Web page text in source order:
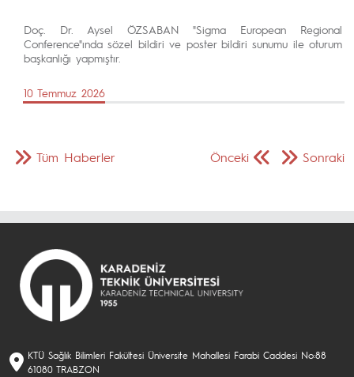
Doç. Dr. Aysel ÖZSABAN "Sigma European Regional
Conference"ında sözel bildiri ve poster bildiri sunumu ile oturum
başkanlığı yapmıştır.
10 Temmuz 2026
Önceki Sonraki
Tüm Haberler
KTÜ Sağlık Bilimleri Fakültesi Üniversite Mahallesi Farabi Caddesi No:88
61080 TRABZON